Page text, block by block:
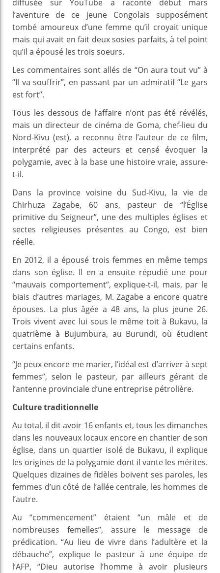
diffusée sur YouTube a raconté début mars
l’aventure de ce jeune Congolais supposément
tombé amoureux d’une femme qu’il croyait unique
mais qui avait en fait deux sosies parfaits, à tel point
qu’il a épousé les trois soeurs.
Les commentaires sont allés de “On aura tout vu” à
“Il va souffrir”, en passant par un admiratif “Le gars
est fort”.
Tous les dessous de l’affaire n’ont pas été révélés,
mais un directeur de cinéma de Goma, chef-lieu du
Nord-Kivu (est), a reconnu être l’auteur de ce film,
interprété par des acteurs et censé évoquer la
polygamie, avec à la base une histoire vraie, assure-
t-il.
Dans la province voisine du Sud-Kivu, la vie de
Chirhuza Zagabe, 60 ans, pasteur de “l’Église
primitive du Seigneur”, une des multiples églises et
sectes religieuses présentes au Congo, est bien
réelle.
En 2012, il a épousé trois femmes en même temps
dans son église. Il en a ensuite répudié une pour
“mauvais comportement”, explique-t-il, mais, par le
biais d’autres mariages, M. Zagabe a encore quatre
épouses. La plus âgée a 48 ans, la plus jeune 26.
Trois vivent avec lui sous le même toit à Bukavu, la
quatrième à Bujumbura, au Burundi, où étudient
certains enfants.
“Je peux encore me marier, l’idéal est d’arriver à sept
femmes”, selon le pasteur, par ailleurs gérant de
l’antenne provinciale d’une entreprise pétrolière.
Culture traditionnelle
Au total, il dit avoir 16 enfants et, tous les dimanches
dans les nouveaux locaux encore en chantier de son
église, dans un quartier isolé de Bukavu, il explique
les origines de la polygamie dont il vante les mérites.
Quelques dizaines de fidèles boivent ses paroles, les
femmes d’un côté de l’allée centrale, les hommes de
l’autre.
Au “commencement” étaient “un mâle et de
nombreuses femelles”, assure le message de
prédication. “Au lieu de vivre dans l’adultère et la
débauche”, explique le pasteur à une équipe de
l’AFP, “Dieu autorise l’homme à avoir plusieurs